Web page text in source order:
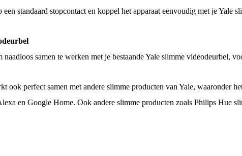
standaard stopcontact en koppel het apparaat eenvoudig met je Yale
samen te werken met je bestaande Yale slimme videodeurbel,
ook perfect samen met andere slimme producten van Yale, waaronder
en Google Home. Ook andere slimme producten zoals Philips Hue